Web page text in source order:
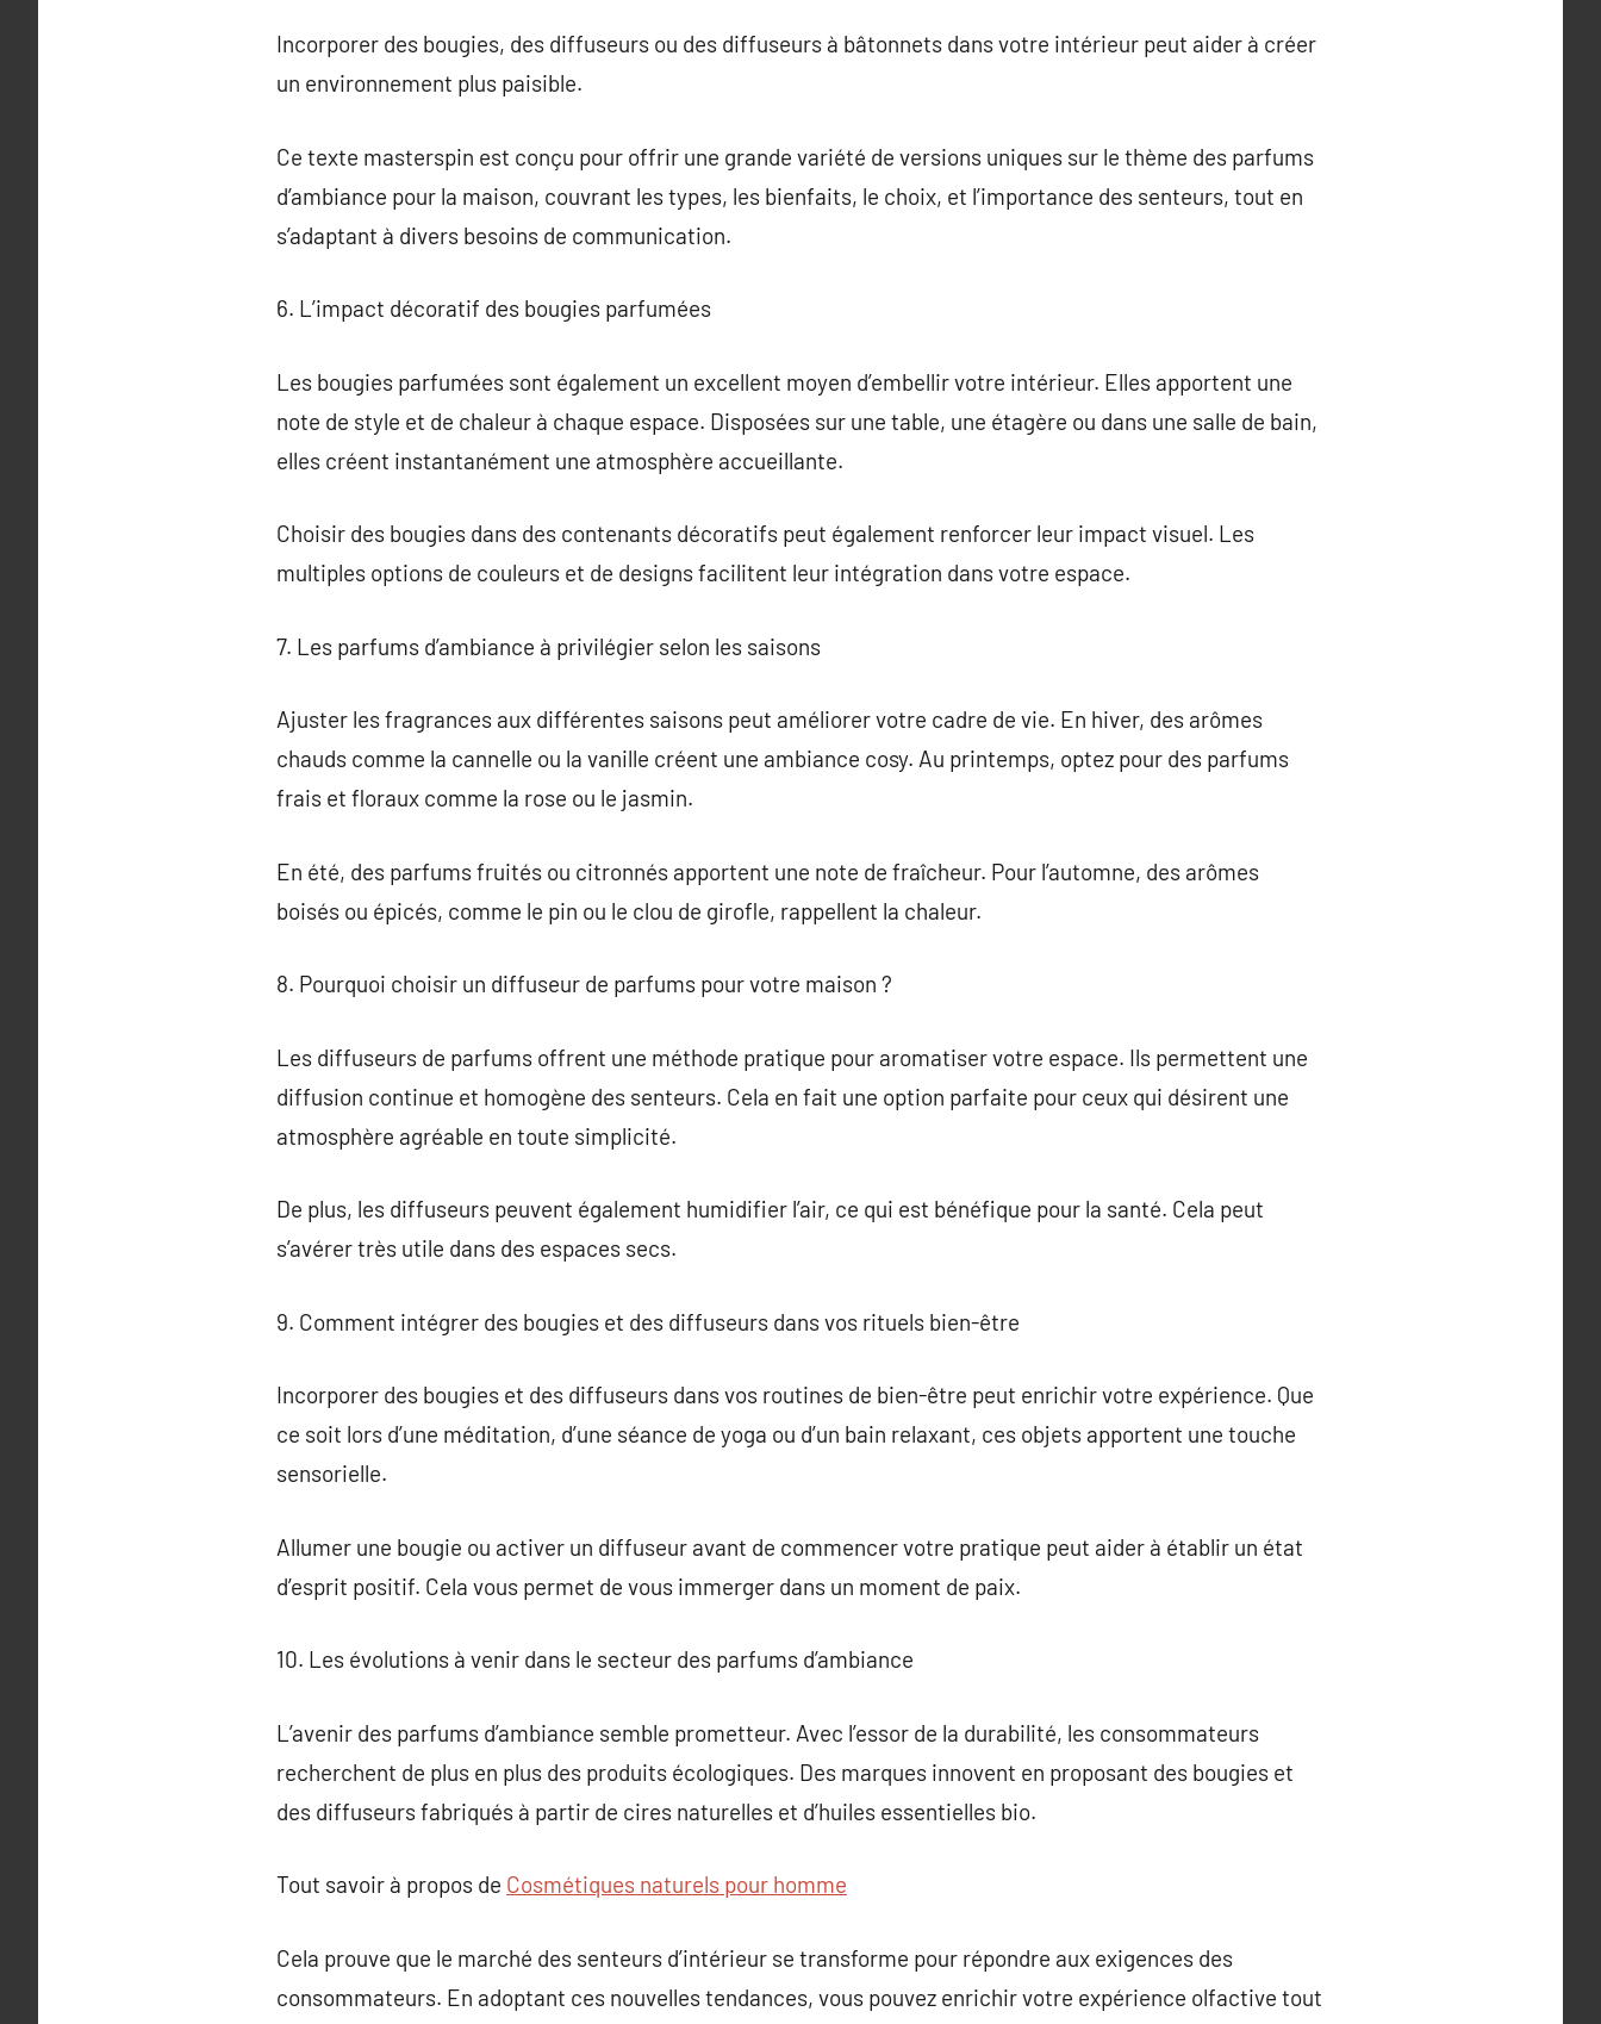
Incorporer des bougies, des diffuseurs ou des diffuseurs à bâtonnets dans votre intérieur peut aider à créer
un environnement plus paisible.
Ce texte masterspin est conçu pour offrir une grande variété de versions uniques sur le thème des parfums
d’ambiance pour la maison, couvrant les types, les bienfaits, le choix, et l’importance des senteurs, tout en
s’adaptant à divers besoins de communication.
6. L’impact décoratif des bougies parfumées
Les bougies parfumées sont également un excellent moyen d’embellir votre intérieur. Elles apportent une
note de style et de chaleur à chaque espace. Disposées sur une table, une étagère ou dans une salle de bain,
elles créent instantanément une atmosphère accueillante.
Choisir des bougies dans des contenants décoratifs peut également renforcer leur impact visuel. Les
multiples options de couleurs et de designs facilitent leur intégration dans votre espace.
7. Les parfums d’ambiance à privilégier selon les saisons
Ajuster les fragrances aux différentes saisons peut améliorer votre cadre de vie. En hiver, des arômes
chauds comme la cannelle ou la vanille créent une ambiance cosy. Au printemps, optez pour des parfums
frais et floraux comme la rose ou le jasmin.
En été, des parfums fruités ou citronnés apportent une note de fraîcheur. Pour l’automne, des arômes
boisés ou épicés, comme le pin ou le clou de girofle, rappellent la chaleur.
8. Pourquoi choisir un diffuseur de parfums pour votre maison ?
Les diffuseurs de parfums offrent une méthode pratique pour aromatiser votre espace. Ils permettent une
diffusion continue et homogène des senteurs. Cela en fait une option parfaite pour ceux qui désirent une
atmosphère agréable en toute simplicité.
De plus, les diffuseurs peuvent également humidifier l’air, ce qui est bénéfique pour la santé. Cela peut
s’avérer très utile dans des espaces secs.
9. Comment intégrer des bougies et des diffuseurs dans vos rituels bien-être
Incorporer des bougies et des diffuseurs dans vos routines de bien-être peut enrichir votre expérience. Que
ce soit lors d’une méditation, d’une séance de yoga ou d’un bain relaxant, ces objets apportent une touche
sensorielle.
Allumer une bougie ou activer un diffuseur avant de commencer votre pratique peut aider à établir un état
d’esprit positif. Cela vous permet de vous immerger dans un moment de paix.
10. Les évolutions à venir dans le secteur des parfums d’ambiance
L’avenir des parfums d’ambiance semble prometteur. Avec l’essor de la durabilité, les consommateurs
recherchent de plus en plus des produits écologiques. Des marques innovent en proposant des bougies et
des diffuseurs fabriqués à partir de cires naturelles et d’huiles essentielles bio.
Tout savoir à propos de Cosmétiques naturels pour homme
Cela prouve que le marché des senteurs d’intérieur se transforme pour répondre aux exigences des
consommateurs. En adoptant ces nouvelles tendances, vous pouvez enrichir votre expérience olfactive tout